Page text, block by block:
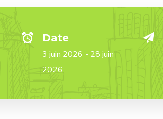
Date
3 juin 2026 - 28 juin
2026